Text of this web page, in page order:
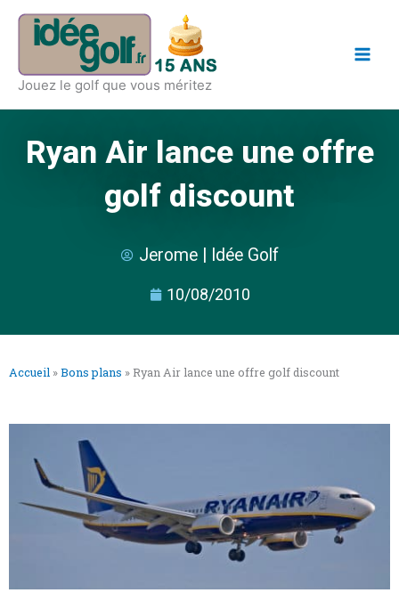
Aller
contenu
Jouez le golf que vous méritez
Ryan Air lance une offre
golf discount
Jerome | Idée Golf
10/08/2010
Accueil »Bons plans » Ryan Air lance une offre golf discount